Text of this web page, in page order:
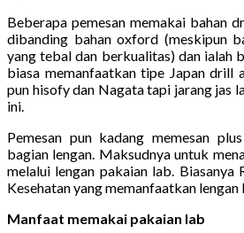
Beberapa pemesan memakai bahan
dibanding bahan oxford (meskipun
yang tebal dan berkualitas) dan ialah
biasa memanfaatkan tipe Japan drill
pun hisofy dan Nagata tapi jarang jas
ini.
Pemesan pun kadang memesan
bagian lengan. Maksudnya untuk
melalui lengan pakaian lab. Biasanya
Kesehatan yang memanfaatkan lengan
Manfaat memakai pakaian lab